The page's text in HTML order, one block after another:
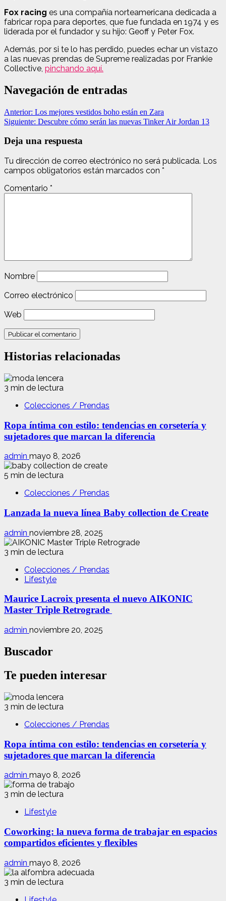
Fox racing ​​ es una compañía norteamericana dedicada a
fabricar ropa para deportes, que fue fundada en 1974 y es
liderada por el fundador y su hijo: Geoff y Peter Fox.
Además, por si te lo has perdido, puedes echar un vistazo
a las nuevas prendas de Supreme realizadas por Frankie
Collective, pinchando aquí.
Navegación de entradas
Anterior: Los mejores vestidos boho están en Zara
Siguiente: Descubre cómo serán las nuevas Tinker Air Jordan 13
Deja una respuesta
Tu dirección de correo electrónico no será publicada. Los
campos obligatorios están marcados con *
Comentario *
Nombre
Correo electrónico
Web
Historias relacionadas
3 min de lectura
Colecciones / Prendas
Ropa íntima con estilo: tendencias en corsetería y
sujetadores que marcan la diferencia
admin mayo 8, 2026
5 min de lectura
Colecciones / Prendas
Lanzada la nueva línea Baby collection de Create
admin noviembre 28, 2025
3 min de lectura
Colecciones / Prendas
Lifestyle
Maurice Lacroix presenta el nuevo AIKONIC
Master Triple Retrograde
admin noviembre 20, 2025
Buscador
Te pueden interesar
3 min de lectura
Colecciones / Prendas
Ropa íntima con estilo: tendencias en corsetería y
sujetadores que marcan la diferencia
admin mayo 8, 2026
3 min de lectura
Lifestyle
Coworking: la nueva forma de trabajar en espacios
compartidos eficientes y flexibles
admin mayo 8, 2026
3 min de lectura